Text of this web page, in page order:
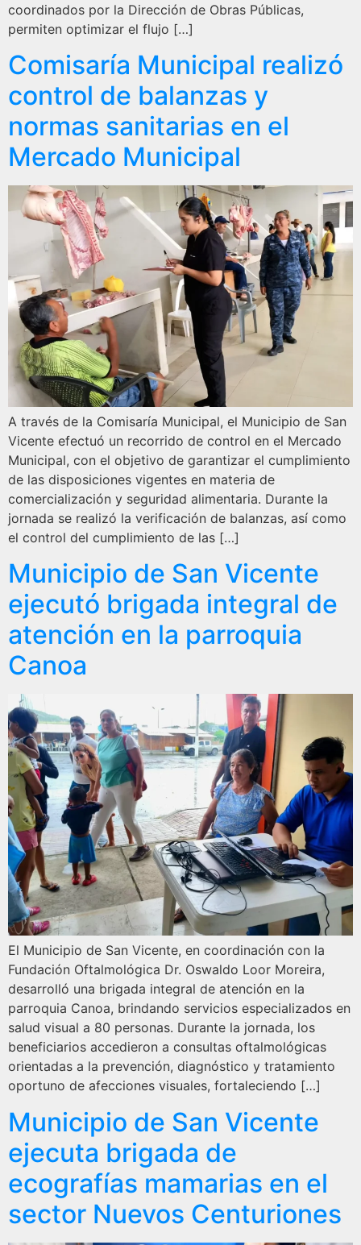
coordinados por la Dirección de Obras Públicas,
permiten optimizar el flujo […]
Comisaría Municipal realizó
control de balanzas y
normas sanitarias en el
Mercado Municipal
A través de la Comisaría Municipal, el Municipio de San
Vicente efectuó un recorrido de control en el Mercado
Municipal, con el objetivo de garantizar el cumplimiento
de las disposiciones vigentes en materia de
comercialización y seguridad alimentaria. Durante la
jornada se realizó la verificación de balanzas, así como
el control del cumplimiento de las […]
Municipio de San Vicente
ejecutó brigada integral de
atención en la parroquia
Canoa
El Municipio de San Vicente, en coordinación con la
Fundación Oftalmológica Dr. Oswaldo Loor Moreira,
desarrolló una brigada integral de atención en la
parroquia Canoa, brindando servicios especializados en
salud visual a 80 personas. Durante la jornada, los
beneficiarios accedieron a consultas oftalmológicas
orientadas a la prevención, diagnóstico y tratamiento
oportuno de afecciones visuales, fortaleciendo […]
Municipio de San Vicente
ejecuta brigada de
ecografías mamarias en el
sector Nuevos Centuriones